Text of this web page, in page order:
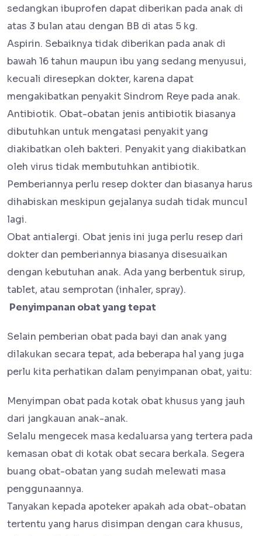
sedangkan ibuprofen dapat diberikan pada anak di
atas 3 bulan atau dengan BB di atas 5 kg.
Aspirin. Sebaiknya tidak diberikan pada anak di
bawah 16 tahun maupun ibu yang sedang menyusui,
kecuali diresepkan dokter, karena dapat
mengakibatkan penyakit Sindrom Reye pada anak.
Antibiotik. Obat-obatan jenis antibiotik biasanya
dibutuhkan untuk mengatasi penyakit yang
diakibatkan oleh bakteri. Penyakit yang diakibatkan
oleh virus tidak membutuhkan antibiotik.
Pemberiannya perlu resep dokter dan biasanya harus
dihabiskan meskipun gejalanya sudah tidak muncul
lagi.
Obat antialergi. Obat jenis ini juga perlu resep dari
dokter dan pemberiannya biasanya disesuaikan
dengan kebutuhan anak. Ada yang berbentuk sirup,
tablet, atau semprotan (inhaler, spray).
Penyimpanan obat yang tepat
Selain pemberian obat pada bayi dan anak yang
dilakukan secara tepat, ada beberapa hal yang juga
perlu kita perhatikan dalam penyimpanan obat, yaitu:
Menyimpan obat pada kotak obat khusus yang jauh
dari jangkauan anak-anak.
Selalu mengecek masa kedaluarsa yang tertera pada
kemasan obat di kotak obat secara berkala. Segera
buang obat-obatan yang sudah melewati masa
penggunaannya.
Tanyakan kepada apoteker apakah ada obat-obatan
tertentu yang harus disimpan dengan cara khusus,